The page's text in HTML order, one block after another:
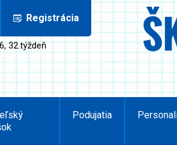
Registrácia
32.týždeň
Podujatia